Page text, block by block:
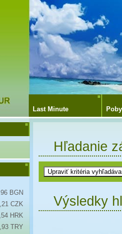
Last Minute
Hľadanie
Výsledky
BGN
CZK
HRK
TRY